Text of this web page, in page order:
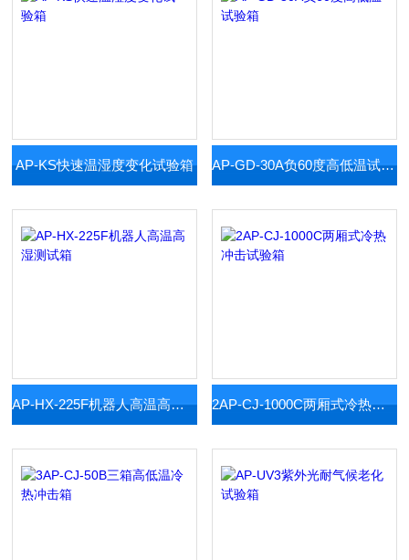
AP-KS快速温湿度变化试验箱 AP-GD-30A负60度高低温试验箱
AP-HX-225F机器人高温高湿测试箱 2AP-CJ-1000C两厢式冷热冲击试验箱